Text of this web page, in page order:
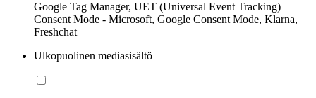
Google Tag Manager, UET (Universal Event Tracking)
Consent Mode - Microsoft, Google Consent Mode, Klarna,
Freshchat
Ulkopuolinen mediasisältö